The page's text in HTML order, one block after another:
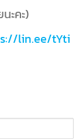
ะคะ)
lin.ee/tYti